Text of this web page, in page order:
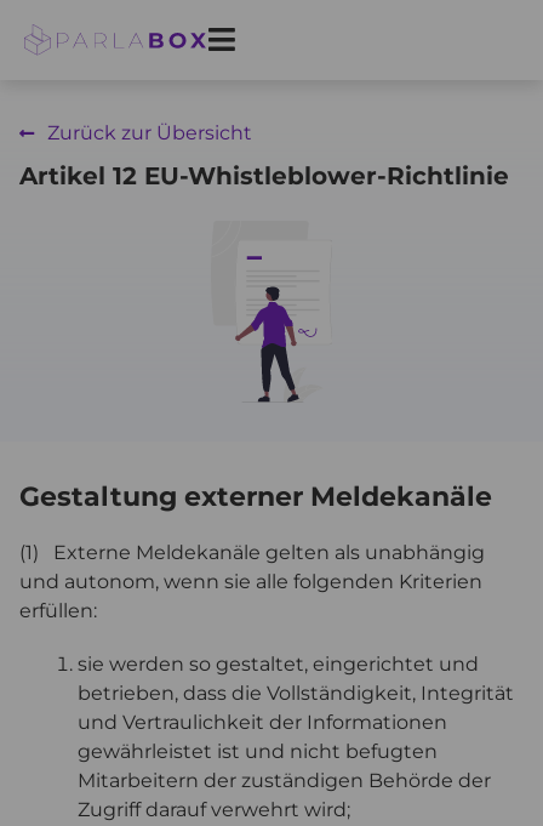
Inhalt
Zurück zur Übersicht
Artikel 12 EU-Whistleblower-Richtlinie
Gestaltung externer Meldekanäle
(1) Externe Meldekanäle gelten als unabhängig
und autonom, wenn sie alle folgenden Kriterien
erfüllen:
sie werden so gestaltet, eingerichtet und
betrieben, dass die Vollständigkeit, Integrität
und Vertraulichkeit der Informationen
gewährleistet ist und nicht befugten
Mitarbeitern der zuständigen Behörde der
Zugriff darauf verwehrt wird;